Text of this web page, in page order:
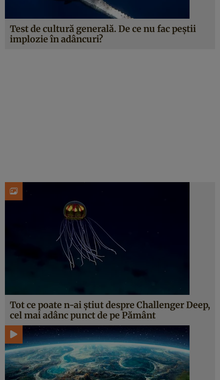
Test de cultură generală. De ce nu fac peștii
implozie în adâncuri?
Tot ce poate n-ai știut despre Challenger Deep,
cel mai adânc punct de pe Pământ